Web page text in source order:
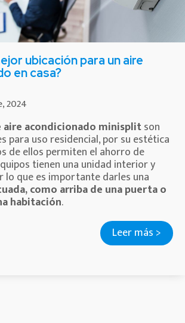
ubicación para un aire
en casa?
2024
aire acondicionado minisplitson
para uso residencial, por su estética
de ellos permiten el ahorro de
tienen una unidad interior y
lo que es importante darles una
como arriba de una puerta o
habitación.
Leer más >